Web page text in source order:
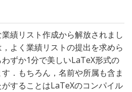
績リスト作成から解放されまし
よく業績リストの提出を求めら
ずか1分で美しいLaTeX形式の
．もちろん，名前や所属も含ま
することはLaTeXのコンパイル